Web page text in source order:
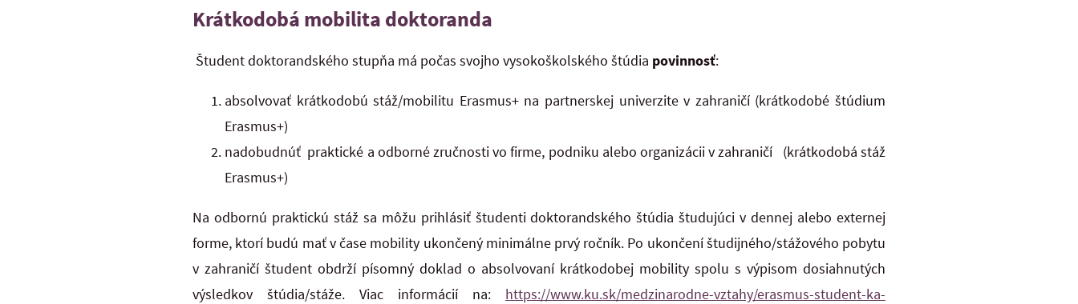
Krátkodobá mobilita doktoranda
Študent doktorandského stupňa má počas svojho vysokoškolského štúdia povinnosť:
absolvovať krátkodobú stáž/mobilitu Erasmus+ na partnerskej univerzite v zahraničí (krátkodobé štúdium
Erasmus+)
nadobudnúť praktické a odborné zručnosti vo firme, podniku alebo organizácii v zahraničí (krátkodobá stáž
Erasmus+)
Na odbornú praktickú stáž sa môžu prihlásiť študenti doktorandského štúdiaštudujúciv dennej alebo externej
forme, ktorí budú mať v čase mobility ukončený minimálne prvý ročník. Po ukončení študijného/stážového pobytu
v zahraničí študent obdrží písomný doklad o absolvovaní krátkodobej mobility spolu s výpisom dosiahnutých
výsledkov štúdia/stáže. Viac informácií na: https://www.ku.sk/medzinarodne-vztahy/erasmus-student-ka-